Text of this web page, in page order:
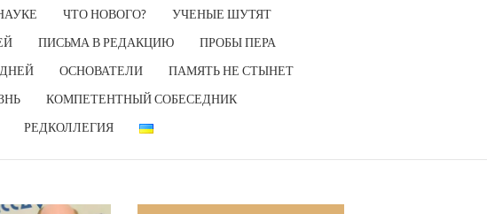
ЧТО НОВОГО?
УЧЕНЫЕ ШУТЯТ
ПИСЬМА В РЕДАКЦИЮ
ПРОБЫ ПЕРА
ОСНОВАТЕЛИ
ПАМЯТЬ НЕ СТЫНЕТ
КОМПЕТЕНТНЫЙ СОБЕСЕДНИК
РЕДКОЛЛЕГИЯ